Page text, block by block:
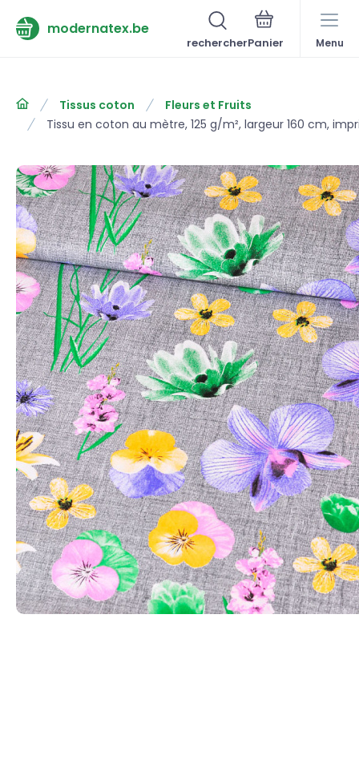
modernatex.be
rechercher Menu
Tissus coton
Fleurs et Fruits
Tissu en coton au mètre, 125 g/m², largeur 160 cm,